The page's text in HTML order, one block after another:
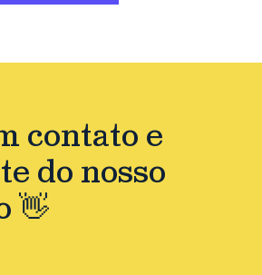
contato e
do nosso
👋